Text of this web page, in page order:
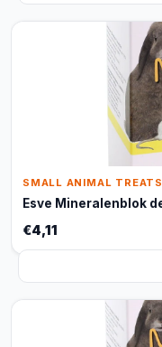
SMALL ANIMAL TREATS
Esve Mineralenblok
€4,11